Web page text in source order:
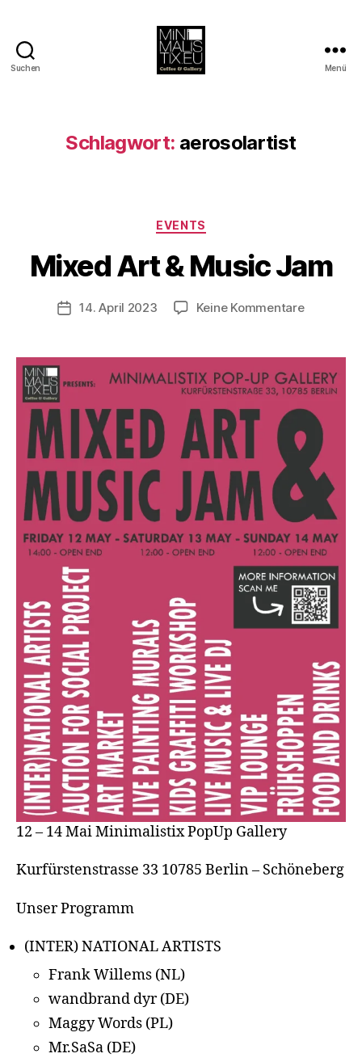
Suchen Menü
Schlagwort: aerosolartist
Kategorien
EVENTS
Mixed Art & Music Jam
Beitragsautor
B
e
i
2
1
3
Veröffentlichungsdatum
14. April 2023 Keine Kommentarezu
&
Music
Jam
12 – 14 Mai Minimalistix PopUp Gallery
Kurfürstenstrasse 33 10785 Berlin – Schöneberg
Unser Programm
(INTER) NATIONAL ARTISTS
Frank Willems (NL)
wandbrand dyr (DE)
Maggy Words (PL)
Mr.SaSa (DE)